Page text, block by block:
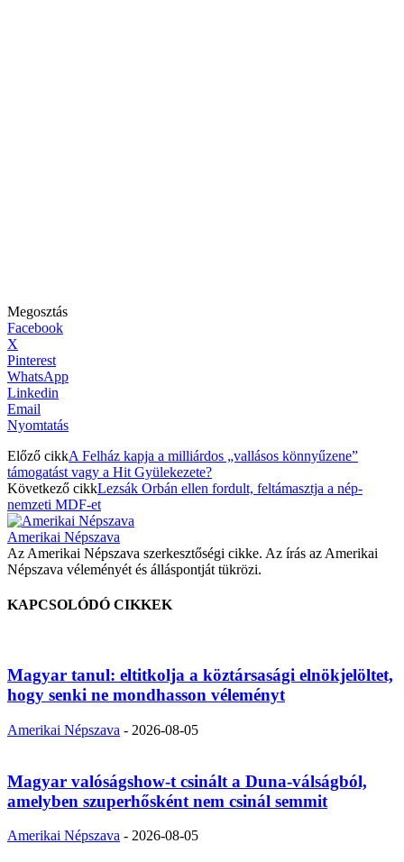
Megosztás
Facebook
X
Pinterest
WhatsApp
Linkedin
Email
Nyomtatás
Előző cikkA Felház kapja a milliárdos „vallásos könnyűzene”
támogatást vagy a Hit Gyülekezete?
Következő cikkLezsák Orbán ellen fordult, feltámasztja a nép-
nemzeti MDF-et
Amerikai Népszava
Az Amerikai Népszava szerkesztőségi cikke. Az írás az Amerikai
Népszava véleményét és álláspontját tükrözi.
KAPCSOLÓDÓ CIKKEK
Magyar tanul: eltitkolja a köztársasági elnökjelöltet,
hogy senki ne mondhasson véleményt
Amerikai Népszava - 2026-08-05
Magyar valóságshow-t csinált a Duna-válságból,
amelyben szuperhősként nem csinál semmit
Amerikai Népszava - 2026-08-05